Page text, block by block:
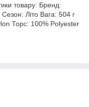
товару: Бренд:
Літо Вага: 504 г
Торс: 100% Polyester